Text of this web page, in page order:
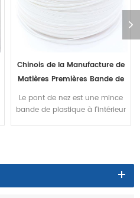
Chinois de la manufacture de
matières premières Élastique
boucle d'oreille jetables de
protection du visage masque
Souple et confortable, pas de
pression sur les oreilles